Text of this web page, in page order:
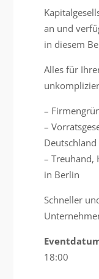
an und
in diesem
Alles für
–
–
– Treuhand,
in Berlin
Schneller
18:00